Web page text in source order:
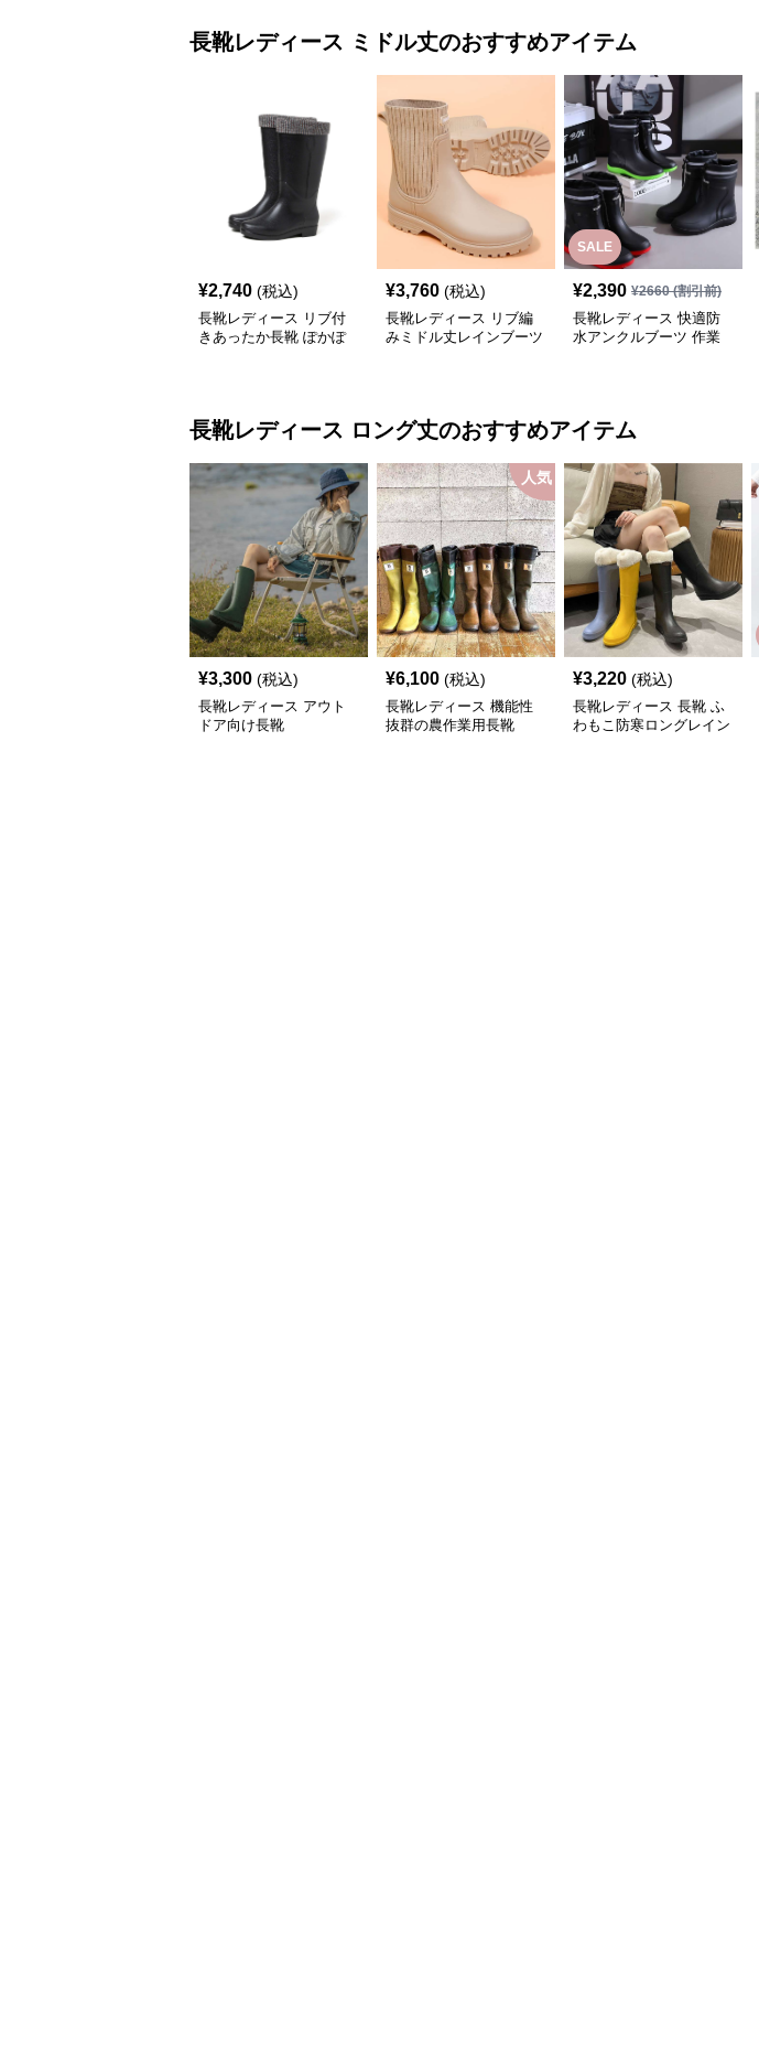
長靴レディース ミドル丈のおすすめアイテム
¥2,740 (税込)
長靴レディース リブ付
きあったか長靴 ぽかぽ
¥3,760 (税込)
長靴レディース リブ編
みミドル丈レインブーツ
SALE
¥2,390 ¥2660(割引前)
長靴レディース 快適防
水アンクルブーツ 作業
長靴レディース ロング丈のおすすめアイテム
¥3,300 (税込)
長靴レディース アウト
ドア向け長靴
人気
¥6,100 (税込)
長靴レディース 機能性
抜群の農作業用長靴
¥3,220 (税込)
長靴レディース 長靴 ふ
わもこ防寒ロングレイン